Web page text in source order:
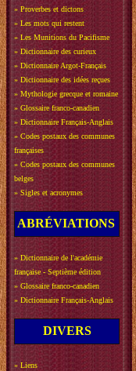
» Proverbes et dictons
» Les mots qui restent
» Les Munitions du Pacifisme
» Dictionnaire des curieux
» Dictionnaire Argot-Français
» Dictionnaire des idées reçues
» Mythologie grecque et romaine
» Glossaire franco-canadien
» Dictionnaire Français-Anglais
» Codes postaux des communes
françaises
» Codes postaux des communes
belges
» Sigles et acronymes
ABRÉVIATIONS
» Dictionnaire de l'académie
française - Septième édition
» Glossaire franco-canadien
» Dictionnaire Français-Anglais
DIVERS
» Liens